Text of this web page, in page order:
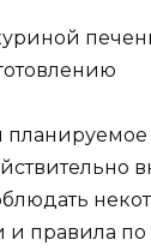
правила по